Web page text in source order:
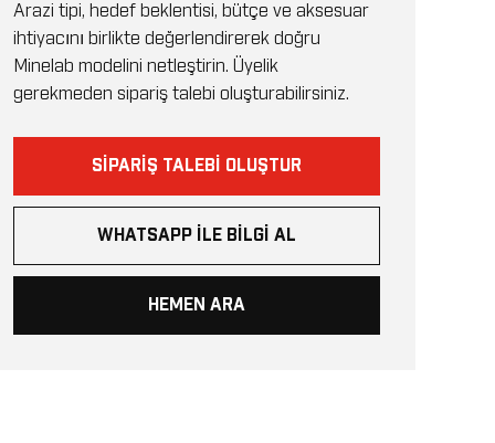
Arazi tipi, hedef beklentisi, bütçe ve aksesuar
ihtiyacını birlikte değerlendirerek doğru
Minelab modelini netleştirin. Üyelik
gerekmeden sipariş talebi oluşturabilirsiniz.
SIPARIŞ TALEBI OLUŞTUR
WHATSAPP ILE BILGI AL
HEMEN ARA